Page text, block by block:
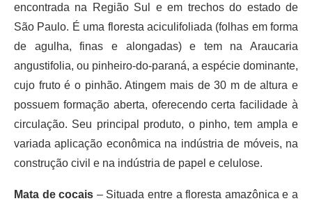
encontrada na Região Sul e em trechos do estado de
São Paulo. É uma floresta aciculifoliada (folhas em forma
de agulha, finas e alongadas) e tem na Araucaria
angustifolia, ou pinheiro-do-paraná, a espécie dominante,
cujo fruto é o pinhão. Atingem mais de 30 m de altura e
possuem formação aberta, oferecendo certa facilidade à
circulação. Seu principal produto, o pinho, tem ampla e
variada aplicação econômica na indústria de móveis, na
construção civil e na indústria de papel e celulose.
Mata de cocais – Situada entre a floresta amazônica e a